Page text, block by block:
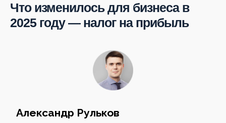
Что изменилось для бизнеса в
2025 году — налог на прибыль
Александр Рульков